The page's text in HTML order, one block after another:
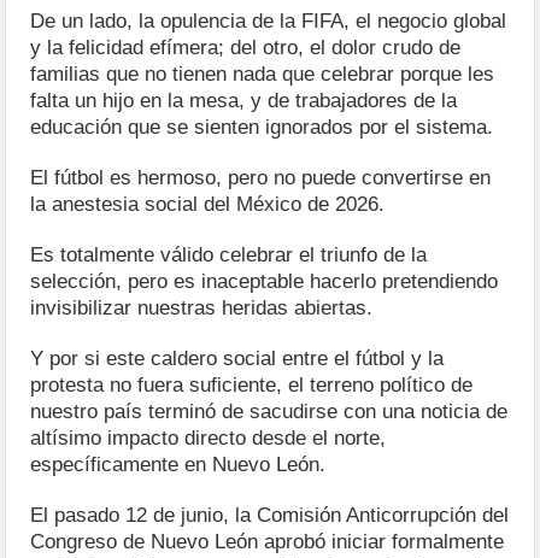
De un lado, la opulencia de la FIFA, el negocio global
y la felicidad efímera; del otro, el dolor crudo de
familias que no tienen nada que celebrar porque les
falta un hijo en la mesa, y de trabajadores de la
educación que se sienten ignorados por el sistema.
El fútbol es hermoso, pero no puede convertirse en
la anestesia social del México de 2026.
Es totalmente válido celebrar el triunfo de la
selección, pero es inaceptable hacerlo pretendiendo
invisibilizar nuestras heridas abiertas.
Y por si este caldero social entre el fútbol y la
protesta no fuera suficiente, el terreno político de
nuestro país terminó de sacudirse con una noticia de
altísimo impacto directo desde el norte,
específicamente en Nuevo León.
El pasado 12 de junio, la Comisión Anticorrupción del
Congreso de Nuevo León aprobó iniciar formalmente